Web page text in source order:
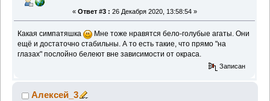
« Ответ #3 : 26 Декабря 2020, 13:58:54 »
Какая симпатяшка
Мне тоже нравятся бело-голубые агаты. Они
ещё и достаточно стабильны. А то есть такие, что прямо "на
глазах" послойно белеют вне зависимости от окраса.
Записан
Алексей_3